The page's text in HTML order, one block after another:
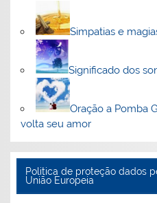
Simpatias e
Significado dos
Oração a Pomba
volta seu amor
Politica de proteção dados
União Europeia